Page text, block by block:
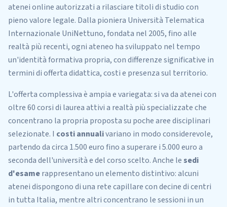
atenei online autorizzati a rilasciare titoli di studio con
pieno valore legale. Dalla pioniera Università Telematica
Internazionale UniNettuno, fondata nel 2005, fino alle
realtà più recenti, ogni ateneo ha sviluppato nel tempo
un'identità formativa propria, con differenze significative in
termini di offerta didattica, costi e presenza sul territorio.
L'offerta complessiva è ampia e variegata: si va da atenei con
oltre 60 corsi di laurea attivi a realtà più specializzate che
concentrano la propria proposta su poche aree disciplinari
selezionate. I costi annualivariano in modo considerevole,
partendo da circa 1.500 euro fino a superare i 5.000 euro a
seconda dell'università e del corso scelto. Anche lesedi
d'esamerappresentano un elemento distintivo: alcuni
atenei dispongono di una rete capillare con decine di centri
in tutta Italia, mentre altri concentrano le sessioni in un